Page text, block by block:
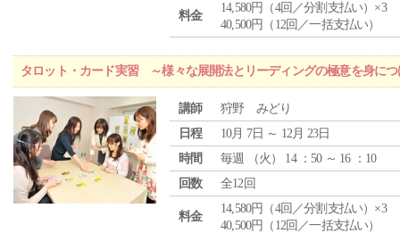
料金
14,580円（4回／分割支払い）×3
40,500円（12回／一括支払い）
タロット・カード実習 ～様々な展開法とリーディングの極意を身につ
講師
狩野 みどり
日程
10月 7日 ～ 12月 23日
時間
毎週 （火 ） 14 ：50 ～ 16 ：10
回数
全12回
料金
14,580円（4回／分割支払い）×3
40,500円（12回／一括支払い）